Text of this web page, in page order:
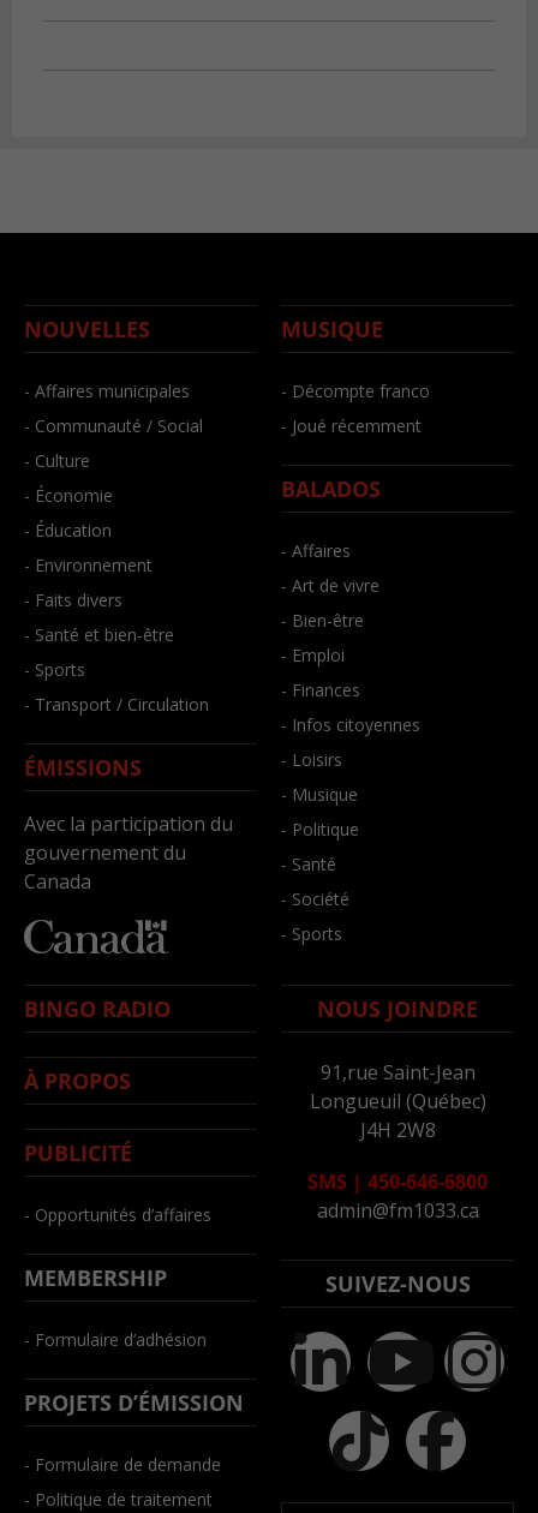
NOUVELLES
- Affaires municipales
- Communauté / Social
- Culture
- Économie
- Éducation
- Environnement
- Faits divers
- Santé et bien-être
- Sports
- Transport / Circulation
ÉMISSIONS
Avec la participation du
gouvernement du
Canada
MUSIQUE
- Décompte franco
- Joué récemment
BALADOS
- Affaires
- Art de vivre
- Bien-être
- Emploi
- Finances
- Infos citoyennes
- Loisirs
- Musique
- Politique
- Santé
- Société
- Sports
BINGO RADIO
À PROPOS
PUBLICITÉ
- Opportunités d’affaires
MEMBERSHIP
- Formulaire d’adhésion
PROJETS D’ÉMISSION
- Formulaire de demande
- Politique de traitement
NOUS JOINDRE
91,rue Saint-Jean
Longueuil (Québec)
J4H 2W8
SMS | 450-646-6800
admin@fm1033.ca
SUIVEZ-NOUS